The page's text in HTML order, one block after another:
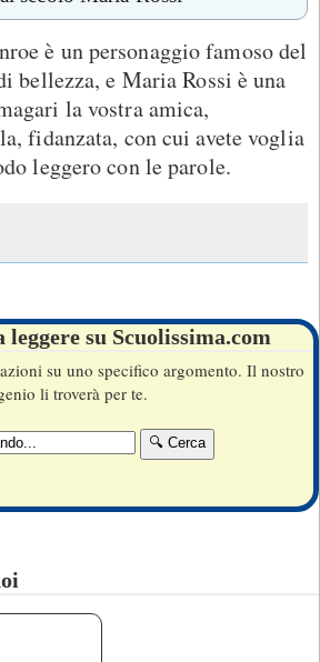
è un personaggio famoso del
bellezza, e Maria Rossi è una
la vostra amica,
fidanzata, con cui avete voglia
leggero con le parole.
leggere su Scuolissima.com
su uno specifico argomento. Il nostro
li troverà per te.